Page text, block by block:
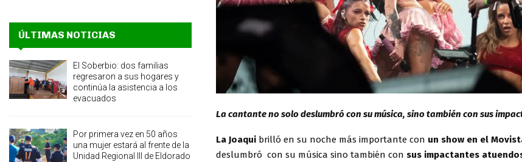
La cantante no solo deslumbró con su música, sino también con sus
La Joaqui brilló en su noche más importante con un show en el
deslumbró con su música sino también con sus impactantes
ÚLTIMAS NOTICIAS
El Soberbio: dos familias
regresaron a sus hogares y
continúa la asistencia a los
evacuados
Por primera vez en 50 años
una mujer estará al frente de la
Unidad Regional III de Eldorado